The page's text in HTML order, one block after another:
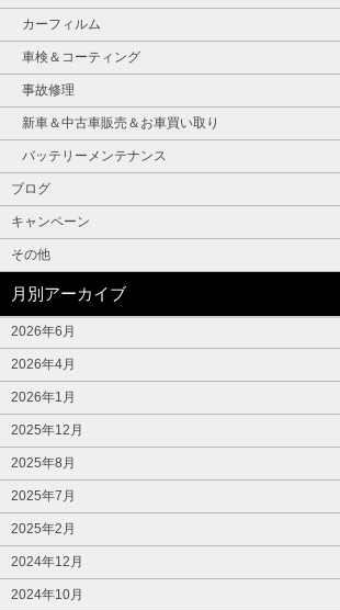
カーフィルム
車検＆コーティング
事故修理
新車＆中古車販売＆お車買い取り
バッテリーメンテナンス
ブログ
キャンペーン
その他
月別アーカイブ
2026年6月
2026年4月
2026年1月
2025年12月
2025年8月
2025年7月
2025年2月
2024年12月
2024年10月